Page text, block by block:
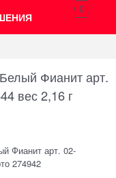
0
Фианит арт.
вес 2,16 г